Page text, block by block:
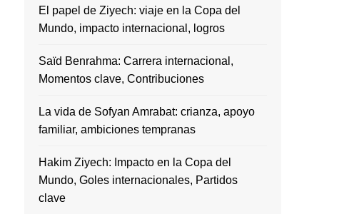
El papel de Ziyech: viaje en la Copa del
Mundo, impacto internacional, logros
Saïd Benrahma: Carrera internacional,
Momentos clave, Contribuciones
La vida de Sofyan Amrabat: crianza, apoyo
familiar, ambiciones tempranas
Hakim Ziyech: Impacto en la Copa del
Mundo, Goles internacionales, Partidos
clave